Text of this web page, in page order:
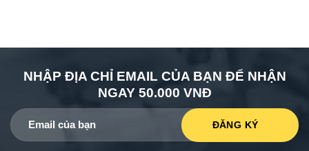
NHẬP ĐỊA CHỈ EMAIL CỦA BẠN ĐỂ NHẬN
NGAY 50.000 VNĐ